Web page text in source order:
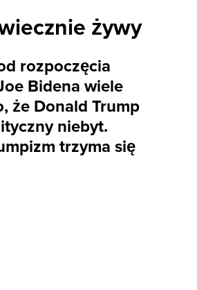
żywy
rozpoczęcia
Bidena wiele
że Donald Trump
niebyt.
trzyma się